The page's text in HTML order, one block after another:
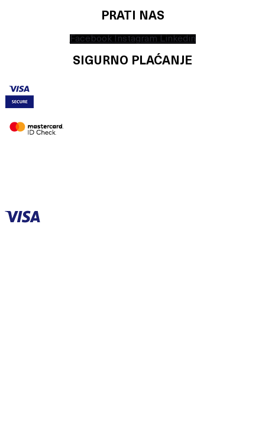
PRATI NAS
Facebook Instagram Linkedin
SIGURNO PLAĆANJE